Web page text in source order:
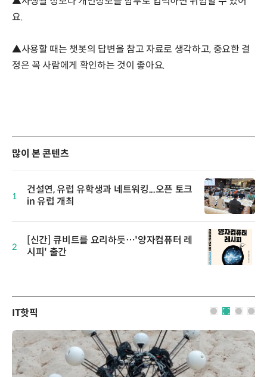
요.
▲사용할 때는 챗봇의 답변을 참고 자료로 생각하고, 중요한 결
정은 꼭 사람에게 확인하는 것이 좋아요.
많이 본 콘텐츠
1
건설연, 유럽 유학생과 네트워킹...오픈 토크
in 유럽 개최
2
[신간] 큐비트를 요리하듯…'양자컴퓨터 레
시피' 출간
IT핫픽